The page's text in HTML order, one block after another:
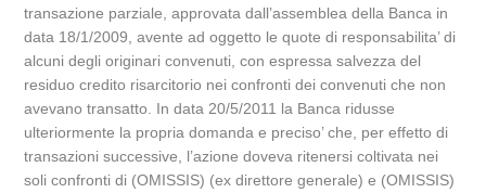
transazione parziale, approvata dall’assemblea della Banca in
data 18/1/2009, avente ad oggetto le quote di responsabilita’ di
alcuni degli originari convenuti, con espressa salvezza del
residuo credito risarcitorio nei confronti dei convenuti che non
avevano transatto. In data 20/5/2011 la Banca ridusse
ulteriormente la propria domanda e preciso’ che, per effetto di
transazioni successive, l’azione doveva ritenersi coltivata nei
soli confronti di (OMISSIS) (ex direttore generale) e (OMISSIS)